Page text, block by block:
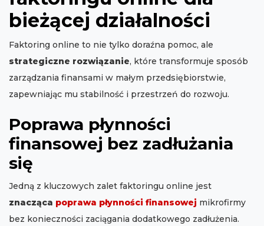
bieżącej działalności
Faktoring online to nie tylko doraźna pomoc, ale
strategiczne rozwiązanie, które transformuje sposób
zarządzania finansami w małym przedsiębiorstwie,
zapewniając mu stabilność i przestrzeń do rozwoju.
Poprawa płynności
finansowej bez zadłużania
się
Jedną z kluczowych zalet faktoringu online jest
znacząca poprawa płynności finansowej mikrofirmy
bez konieczności zaciągania dodatkowego zadłużenia.